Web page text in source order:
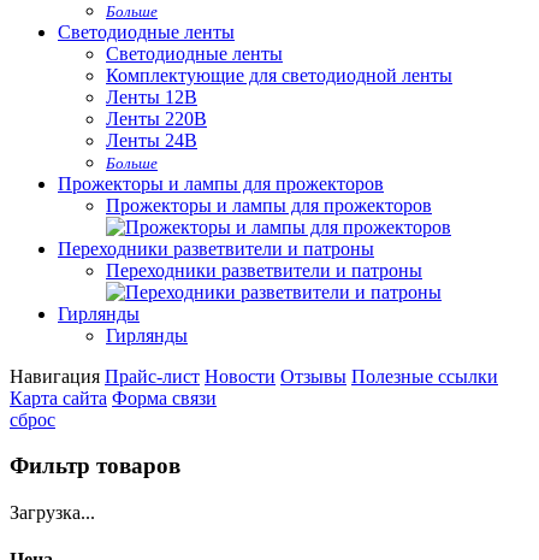
Больше
Светодиодные ленты
Светодиодные ленты
Комплектующие для светодиодной ленты
Ленты 12В
Ленты 220В
Ленты 24В
Больше
Прожекторы и лампы для прожекторов
Прожекторы и лампы для прожекторов
Переходники разветвители и патроны
Переходники разветвители и патроны
Гирлянды
Гирлянды
Навигация Прайс-лист Новости Отзывы Полезные ссылки
Карта сайта Форма связи
сброс
Фильтр товаров
Загрузка...